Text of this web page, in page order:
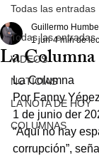
Todas las entradas
VIDEOS
NOTICIAS
LA NOTA DE HOY
COLUMNAS
Todas las entradas
La Columna
Guillermo
1 jun 4 min de
La Columna
Por Fanny Yépez
1 de junio der
“Aquí no hay
corrupción”,